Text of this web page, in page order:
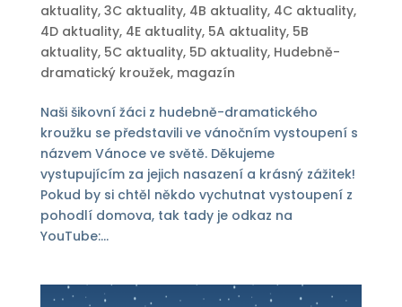
aktuality, 3C aktuality, 4B aktuality, 4C aktuality,
4D aktuality, 4E aktuality, 5A aktuality, 5B
aktuality, 5C aktuality, 5D aktuality, Hudebně-
dramatický kroužek, magazín
Naši šikovní žáci z hudebně-dramatického
kroužku se představili ve vánočním vystoupení s
názvem Vánoce ve světě. Děkujeme
vystupujícím za jejich nasazení a krásný zážitek!
Pokud by si chtěl někdo vychutnat vystoupení z
pohodlí domova, tak tady je odkaz na
YouTube:...